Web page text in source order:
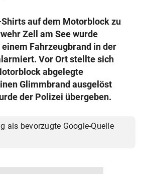
auf dem Motorblock zu
Zell am See wurde
Fahrzeugbrand in der
Vor Ort stellte sich
abgelegte
Glimmbrand ausgelöst
der Polizei übergeben.
als bevorzugte Google-Quelle